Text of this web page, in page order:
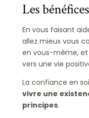
Les
En vous faisant
allez mieux vous
en vous-même,
vers une vie
La confiance en
vivre une
principes.